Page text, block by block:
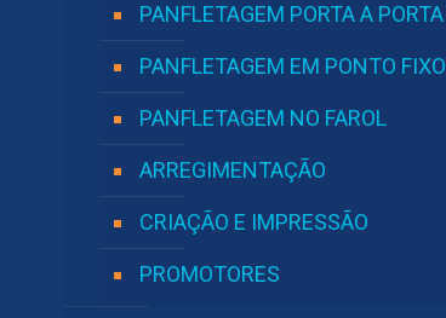
PANFLETAGEM PORTA A PORTA
PANFLETAGEM EM PONTO FIXO
PANFLETAGEM NO FAROL
ARREGIMENTAÇÃO
CRIAÇÃO E IMPRESSÃO
PROMOTORES